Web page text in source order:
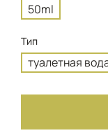
50ml
Тип
туалетная